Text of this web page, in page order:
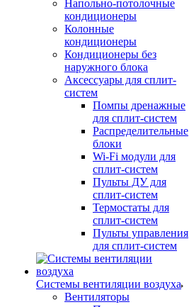
Напольно-потолочные
кондиционеры
Колонные
кондиционеры
Кондиционеры без
наружного блока
Аксессуары для сплит-
систем
Помпы дренажные
для сплит-систем
Распределительные
блоки
Wi-Fi модули для
сплит-систем
Пульты ДУ для
сплит-систем
Термостаты для
сплит-систем
Пульты управления
для сплит-систем
Системы вентиляции воздуха
Вентиляторы